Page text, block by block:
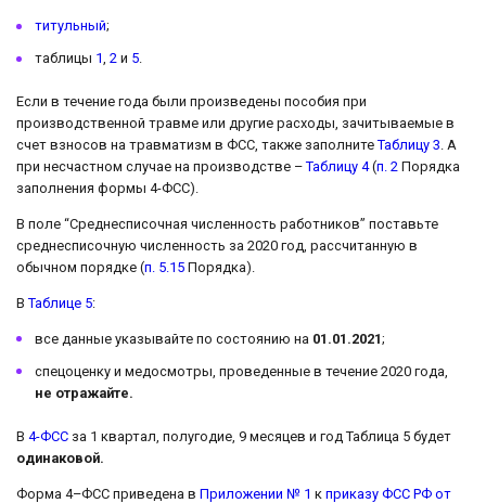
титульный;
таблицы 1, 2 и 5.
Если в течение года были произведены пособия при
производственной травме или другие расходы, зачитываемые в
счет взносов на травматизм в ФСС, также заполните Таблицу 3. А
при несчастном случае на производстве – Таблицу 4(п. 2 Порядка
заполнения формы 4-ФСС).
В поле “Среднесписочная численность работников” поставьте
среднесписочную численность за 2020 год, рассчитанную в
обычном порядке (п. 5.15 Порядка).
В Таблице 5:
все данные указывайте по состоянию на 01.01.2021;
спецоценку и медосмотры, проведенные в течение 2020 года,
не отражайте.
В 4-ФСС за 1 квартал, полугодие, 9 месяцев и год Таблица 5 будет
одинаковой.
Форма 4–ФСС приведена в Приложении № 1 к приказу ФСС РФ от